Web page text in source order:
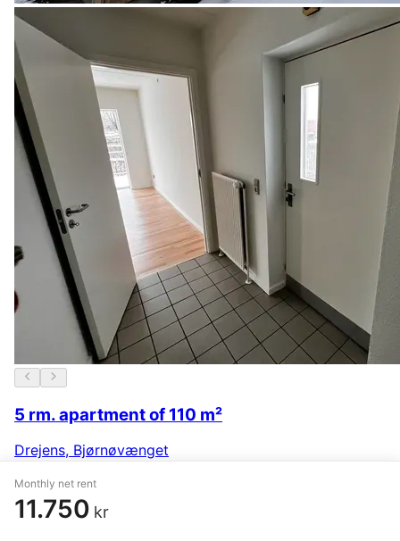
Monthly net rent
11.750 kr
5 rm. apartment of 110 m²
Drejens, Bjørnøvænget
9.795 kr.10 December